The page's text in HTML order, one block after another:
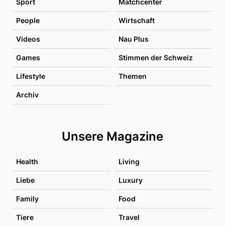
Sport Matchcenter
People Wirtschaft
Videos Nau Plus
Games Stimmen der Schweiz
Lifestyle Themen
Archiv
Unsere Magazine
Health Living
Liebe Luxury
Family Food
Tiere Travel